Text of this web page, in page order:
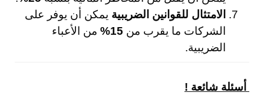
الامتثال للقوانين الضريبية يمكن أن يوفر على
الشركات ما يقرب من 15%
من الأعباء
الضريبية.
أسئلة شائعة !